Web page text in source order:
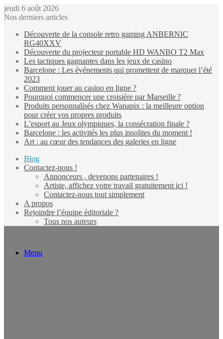
jeudi 6 août 2026
Nos derniers articles
Découverte de la console retro gaming ANBERNIC
RG40XXV
Découverte du projecteur portable HD WANBO T2 Max
Les tactiques gagnantes dans les jeux de casino
Barcelone : Les événements qui promettent de marquer l’été
2023
Comment jouer au casino en ligne ?
Pourquoi commencer une croisière par Marseille ?
Produits personnalisés chez Wanapix : la meilleure option
pour créer vos propres produits
L’esport au Jeux olympiques, la consécration finale ?
Barcelone : les activités les plus insolites du moment !
Art : au cœur des tendances des galeries en ligne
Blog
Contactez-nous !
Annonceurs , devenons partenaires !
Artiste, affichez votre travail gratuitement ici !
Contactez-nous tout simplement
A propos
Rejoindre l’équipe éditoriale ?
Tous nos auteurs
Menu